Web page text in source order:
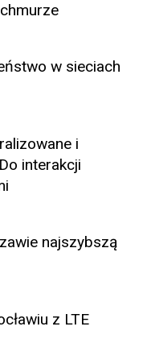
w sieciach
i
interakcji
najszybszą
z LTE